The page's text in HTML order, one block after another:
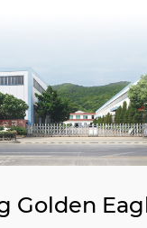
Golden